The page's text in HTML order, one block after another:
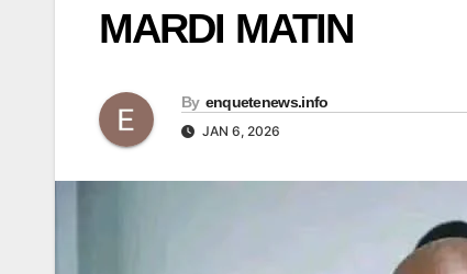
MARDI MATIN
By enquetenews.info
JAN 6, 2026